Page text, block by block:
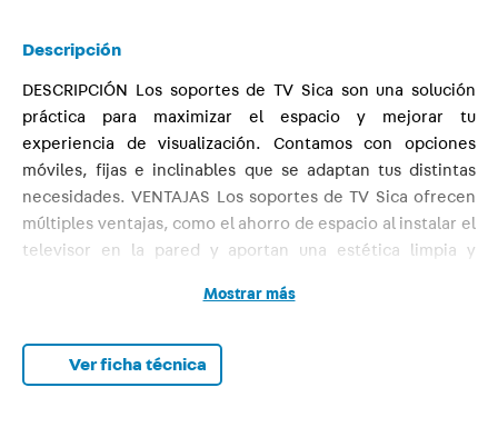
Descripción
DESCRIPCIÓN Los soportes de TV Sica son una solución
práctica para maximizar el espacio y mejorar tu
experiencia de visualización. Contamos con opciones
móviles, fijas e inclinables que se adaptan tus distintas
necesidades. VENTAJAS Los soportes de TV Sica ofrecen
múltiples ventajas, como el ahorro de espacio al instalar el
televisor en la pared y aportan una estética limpia y
caídas, ideal para hogares con niños o mascotas. Su
de tamaños y modelos de televisores. Fabricados con
materiales resistentes, garantizan durabilidad y soporte
Mostrar más
Ver ficha técnica